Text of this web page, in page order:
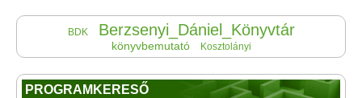
BDK Berzsenyi_Dániel_Könyvtár
könyvbemutató Kosztolányi
PROGRAMKERESŐ